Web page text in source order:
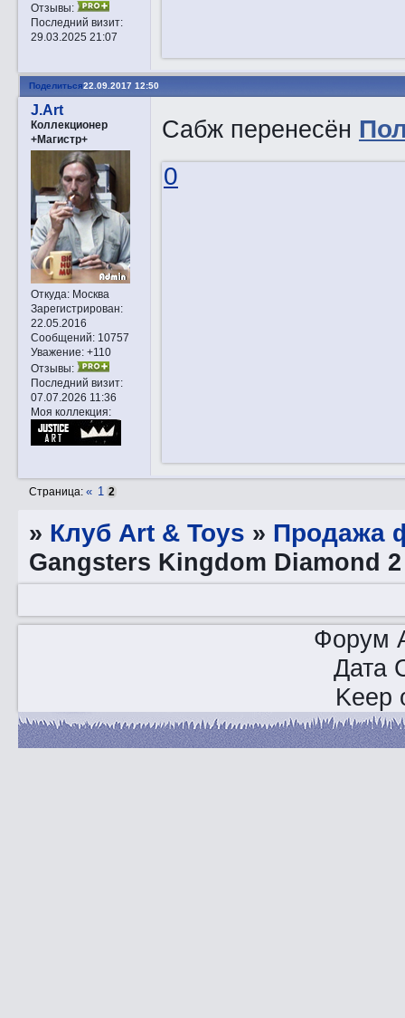
Отзывы:
Последний визит:
29.03.2025 21:07
Поделиться22.09.2017 12:50
J.Art
Коллекционер
+Магистр+
Откуда:Москва
Зарегистрирован:
22.05.2016
Сообщений:10757
Уважение: +110
Отзывы:
Последний визит:
07.07.2026 11:36
Моя коллекция:
Сабж перенесён
0
Страница:« 1 2
» Клуб Art & Toys » Продажа
Gangsters Kingdom Diamond
Форум
Дата
Keep